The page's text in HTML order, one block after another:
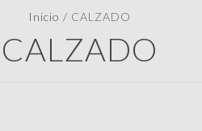
Inicio / CALZADO
CALZADO